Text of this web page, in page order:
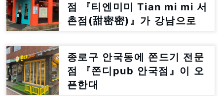
점 『티엔미미 Tian mi mi 서
촌점(甜密密)』가 강남으로
종로구 안국동에 쫀드기 전문
점 『쫀디pub 안국점』이 오
픈한대